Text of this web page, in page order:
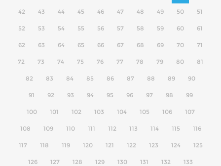
42 43 44 45 46 47 48 49 50 51
52 53 54 55 56 57 58 59 60 61
62 63 64 65 66 67 68 69 70 71
72 73 74 75 76 77 78 79 80 81
82 83 84 85 86 87 88 89 90
91 92 93 94 95 96 97 98 99
100 101 102 103 104 105 106 107
108 109 110 111 112 113 114 115 116
117 118 119 120 121 122 123 124 125
126 127 128 129 130 131 132 133